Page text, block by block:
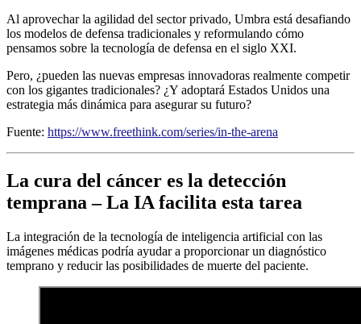
Al aprovechar la agilidad del sector privado, Umbra está desafiando
los modelos de defensa tradicionales y reformulando cómo
pensamos sobre la tecnología de defensa en el siglo XXI.
Pero, ¿pueden las nuevas empresas innovadoras realmente competir
con los gigantes tradicionales? ¿Y adoptará Estados Unidos una
estrategia más dinámica para asegurar su futuro?
Fuente: https://www.freethink.com/series/in-the-arena
La cura del cáncer es la detección
temprana – La IA facilita esta tarea
La integración de la tecnología de inteligencia artificial con las
imágenes médicas podría ayudar a proporcionar un diagnóstico
temprano y reducir las posibilidades de muerte del paciente.